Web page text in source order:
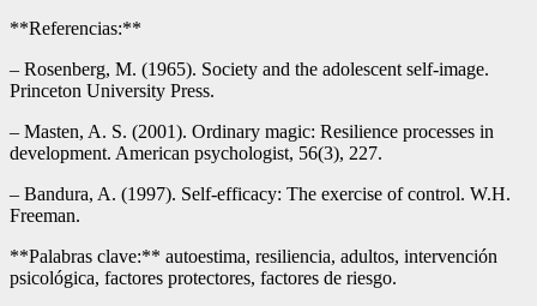
**Referencias:**
– Rosenberg, M. (1965). Society and the adolescent self-image.
Princeton University Press.
– Masten, A. S. (2001). Ordinary magic: Resilience processes in
development. American psychologist, 56(3), 227.
– Bandura, A. (1997). Self-efficacy: The exercise of control. W.H.
Freeman.
**Palabras clave:** autoestima, resiliencia, adultos, intervención
psicológica, factores protectores, factores de riesgo.